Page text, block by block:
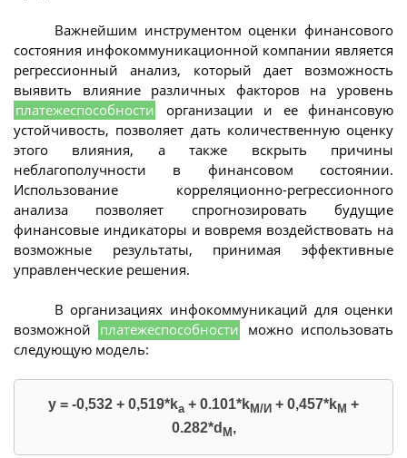
Важнейшим инструментом оценки финансового
состояния инфокоммуникационной компании является
регрессионный анализ, который дает возможность
выявить влияние различных факторов на уровень
платежеспособности организации и ее финансовую
устойчивость, позволяет дать количественную оценку
этого влияния, а также вскрыть причины
неблагополучности в финансовом состоянии.
Использование корреляционно-регрессионного
анализа позволяет спрогнозировать будущие
финансовые индикаторы и вовремя воздействовать на
возможные результаты, принимая эффективные
управленческие решения.
В организациях инфокоммуникаций для оценки
возможной платежеспособности можно использовать
следующую модель:
у = -0,532 + 0,519*ka + 0.101*kМ/И + 0,457*kМ +
0.282*d M ,